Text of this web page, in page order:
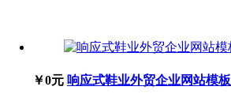
￥0元 响应式鞋业外贸企业网站模板